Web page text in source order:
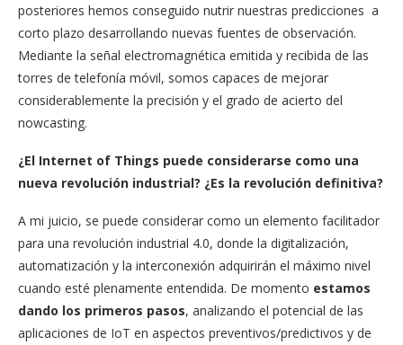
posteriores hemos conseguido nutrir nuestras predicciones a
corto plazo desarrollando nuevas fuentes de observación.
Mediante la señal electromagnética emitida y recibida de las
torres de telefonía móvil, somos capaces de mejorar
considerablemente la precisión y el grado de acierto del
nowcasting.
¿El Internet of Things puede considerarse como una
nueva revolución industrial? ¿Es la revolución definitiva?
A mi juicio, se puede considerar como un elemento facilitador
para una revolución industrial 4.0, donde la digitalización,
automatización y la interconexión adquirirán el máximo nivel
cuando esté plenamente entendida. De momento estamos
dando los primeros pasos, analizando el potencial de las
aplicaciones de IoT en aspectos preventivos/predictivos y de